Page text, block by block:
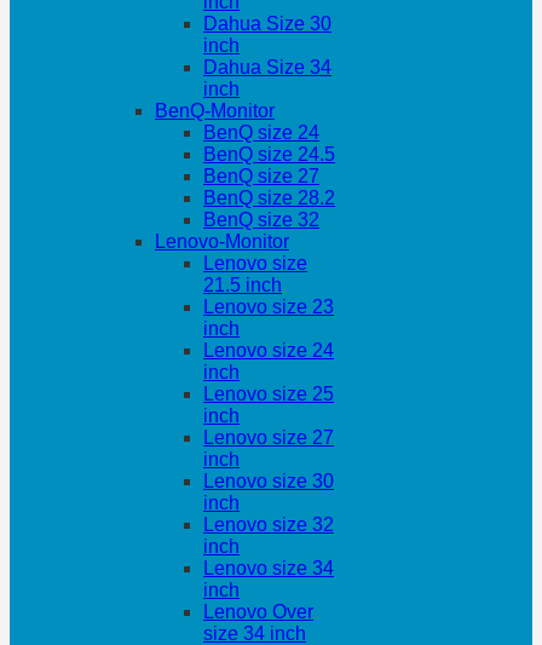
Dahua Size 30
inch
Dahua Size 34
inch
BenQ-Monitor
BenQ size 24
BenQ size 24.5
BenQ size 27
BenQ size 28.2
BenQ size 32
Lenovo-Monitor
Lenovo size
21.5 inch
Lenovo size 23
inch
Lenovo size 24
inch
Lenovo size 25
inch
Lenovo size 27
inch
Lenovo size 30
inch
Lenovo size 32
inch
Lenovo size 34
inch
Lenovo Over
size 34 inch